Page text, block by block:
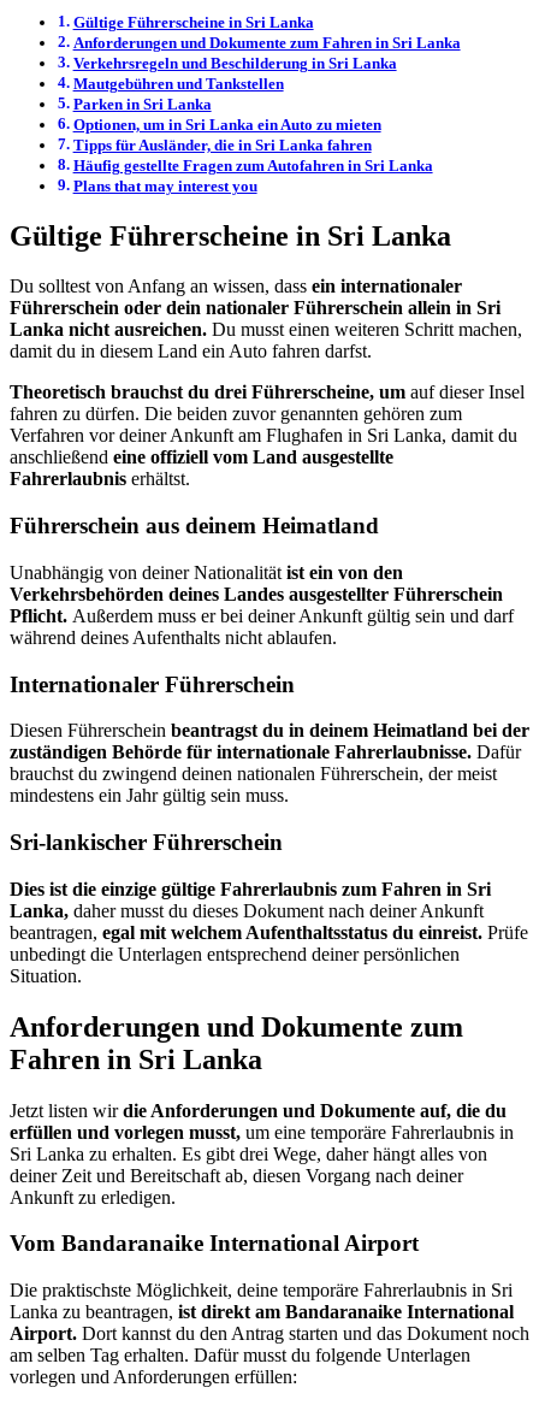
Gültige Führerscheine in Sri Lanka
Anforderungen und Dokumente zum Fahren in Sri Lanka
Verkehrsregeln und Beschilderung in Sri Lanka
Mautgebühren und Tankstellen
Parken in Sri Lanka
Optionen, um in Sri Lanka ein Auto zu mieten
Tipps für Ausländer, die in Sri Lanka fahren
Häufig gestellte Fragen zum Autofahren in Sri Lanka
Plans that may interest you
Gültige Führerscheine in Sri Lanka
Du solltest von Anfang an wissen, dass ein internationaler
Führerschein oder dein nationaler Führerschein allein in Sri
Lanka nicht ausreichen. Du musst einen weiteren Schritt machen,
damit du in diesem Land ein Auto fahren darfst.
Theoretisch brauchst du drei Führerscheine, um auf dieser Insel
fahren zu dürfen. Die beiden zuvor genannten gehören zum
Verfahren vor deiner Ankunft am Flughafen in Sri Lanka, damit du
anschließend eine offiziell vom Land ausgestellte
Fahrerlaubnis erhältst.
Führerschein aus deinem Heimatland
Unabhängig von deiner Nationalität ist ein von den
Verkehrsbehörden deines Landes ausgestellter Führerschein
Pflicht. Außerdem muss er bei deiner Ankunft gültig sein und darf
während deines Aufenthalts nicht ablaufen.
Internationaler Führerschein
Diesen Führerschein beantragst du in deinem Heimatland bei der
zuständigen Behörde für internationale Fahrerlaubnisse. Dafür
brauchst du zwingend deinen nationalen Führerschein, der meist
mindestens ein Jahr gültig sein muss.
Sri-lankischer Führerschein
Dies ist die einzige gültige Fahrerlaubnis zum Fahren in Sri
Lanka, daher musst du dieses Dokument nach deiner Ankunft
beantragen, egal mit welchem Aufenthaltsstatus du einreist. Prüfe
unbedingt die Unterlagen entsprechend deiner persönlichen
Situation.
Anforderungen und Dokumente zum
Fahren in Sri Lanka
Jetzt listen wirdie Anforderungen und Dokumente auf, die du
erfüllen und vorlegen musst, um eine temporäre Fahrerlaubnis in
Sri Lanka zu erhalten. Es gibt drei Wege, daher hängt alles von
deiner Zeit und Bereitschaft ab, diesen Vorgang nach deiner
Ankunft zu erledigen.
Vom Bandaranaike International Airport
Die praktischste Möglichkeit, deine temporäre Fahrerlaubnis in Sri
Lanka zu beantragen, ist direkt am Bandaranaike International
Airport. Dort kannst du den Antrag starten und das Dokument noch
am selben Tag erhalten. Dafür musst du folgende Unterlagen
vorlegen und Anforderungen erfüllen: